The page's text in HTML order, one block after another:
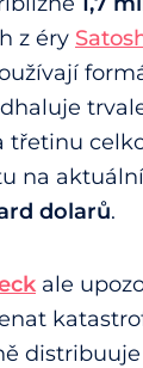
z éry
třetinu
na
dolarů.
ale
distribuuje